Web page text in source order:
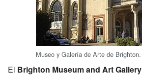
Museo y Galería de Arte de Brighton.
El Brighton Museum and Art Gallery